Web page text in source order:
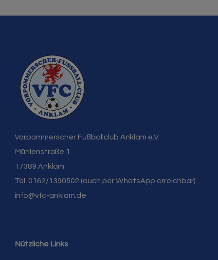
Vorpommerscher Fußballclub Anklam e.V.
Mühlenstraße 1
17389 Anklam
Tel. 0162/1390502 (auch per WhatsApp erreichbar)
info@vfc-anklam.de
Nützliche Links